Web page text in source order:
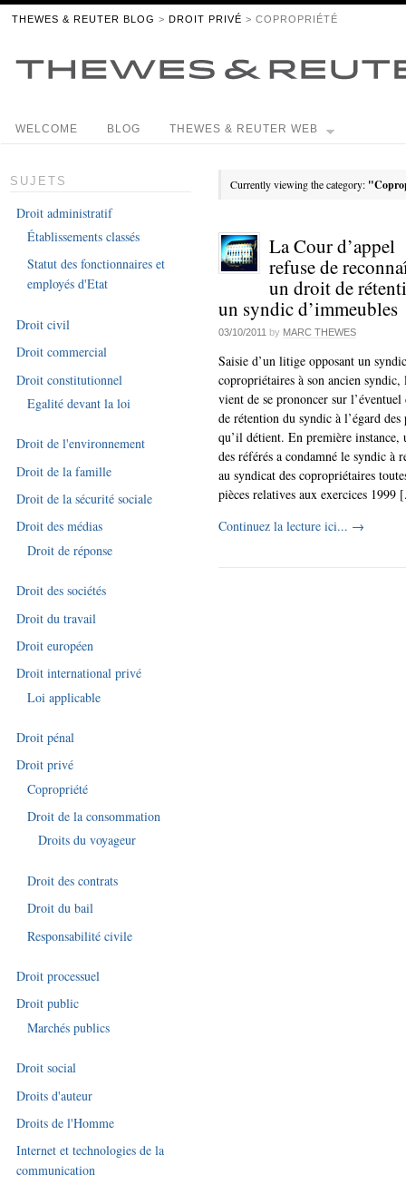
THEWES & REUTER BLOG > DROIT PRIVÉ > COPROPRIÉTÉ
WELCOME BLOG THEWES & REUTER WEB
Currently viewing the category:
La Cour d’appel
refuse de
un droit de
un syndic d’immeubles
03/10/2011 by MARC THEWES
Saisie d’un litige opposant un
copropriétaires à son ancien syndic,
vient de se prononcer sur
de rétention du syndic à l’égard des
qu’il détient. En première instance,
des référés a condamné le syndic à
au syndicat des copropriétaires
pièces relatives aux exercices 1999
Continuez la lecture ici... →
SUJETS
Droit administratif
Établissements classés
Statut des fonctionnaires et
employés d'Etat
Droit civil
Droit commercial
Droit constitutionnel
Egalité devant la loi
Droit de l'environnement
Droit de la famille
Droit de la sécurité sociale
Droit des médias
Droit de réponse
Droit des sociétés
Droit du travail
Droit européen
Droit international privé
Loi applicable
Droit pénal
Droit privé
Copropriété
Droit de la consommation
Droits du voyageur
Droit des contrats
Droit du bail
Responsabilité civile
Droit processuel
Droit public
Marchés publics
Droit social
Droits d'auteur
Droits de l'Homme
Internet et technologies de la
communication